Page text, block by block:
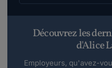
Découvrez les
d'Alice
Employeurs, qu'avez-